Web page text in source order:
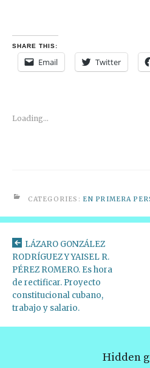
SHARE THIS:
Email Twitter
Loading...
CATEGORIES:EN PRIMERA
LÁZARO GONZÁLEZ
RODRÍGUEZ Y YAISEL R.
PÉREZ ROMERO. Es hora
de rectificar. Proyecto
constitucional cubano,
trabajo y salario.
Hidden